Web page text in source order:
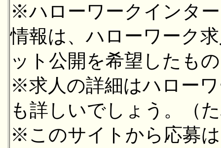
※ハローワークインタ
情報は、ハローワーク
ット公開を希望したも
※求人の詳細はハロー
も詳しいでしょう。（
※このサイトから応募